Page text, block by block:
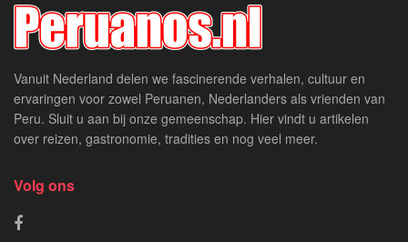
Vanuit Nederland delen we fascinerende verhalen, cultuur en
ervaringen voor zowel Peruanen, Nederlanders als vrienden van
Peru. Sluit u aan bij onze gemeenschap. Hier vindt u artikelen
over reizen, gastronomie, tradities en nog veel meer.
Volg ons